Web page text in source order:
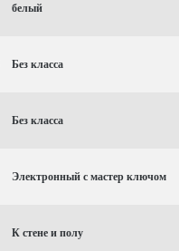
белый
Без класса
Без класса
Электронный с мастер ключом
К стене и полу